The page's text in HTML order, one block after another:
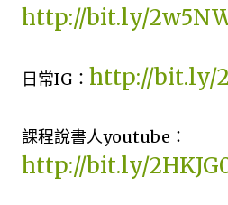
http://bit.ly/
日常IG： http://bit.ly/
課程說書人youtube：
http://bit.ly/